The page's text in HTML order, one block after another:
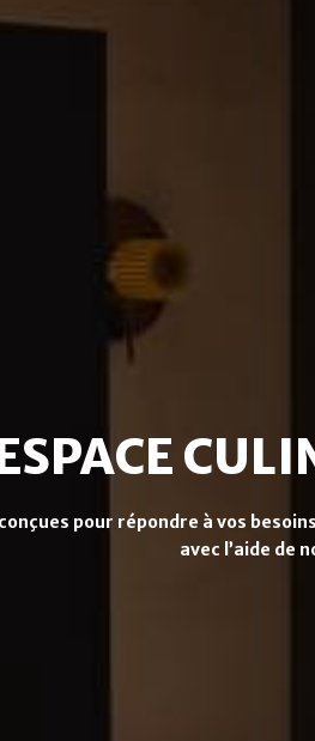
pour répondre à vos
avec l’aide de